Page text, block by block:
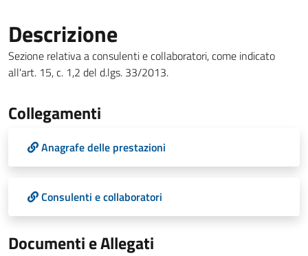
Descrizione
Sezione relativa a consulenti e collaboratori, come indicato
all'art. 15, c. 1,2 del d.lgs. 33/2013.
Collegamenti
Anagrafe delle prestazioni
Consulenti e collaboratori
Documenti e Allegati